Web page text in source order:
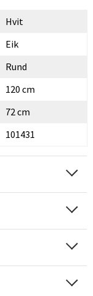
Hvit
Eik
Rund
120 cm
72 cm
101431